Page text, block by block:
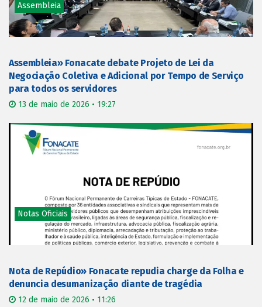
Assembleia
Assembleia» Fonacate debate Projeto de Lei da
Negociação Coletiva e Adicional por Tempo de Serviço
para todos os servidores
13 de maio de 2026 • 19:27
Notas Oficiais
Nota de Repúdio» Fonacate repudia charge da Folha e
denuncia desumanização diante de tragédia
12 de maio de 2026 • 11:26